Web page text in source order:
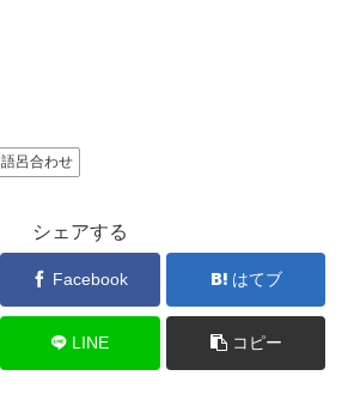
語呂合わせ
シェアする
Facebook はてブ
LINE コピー